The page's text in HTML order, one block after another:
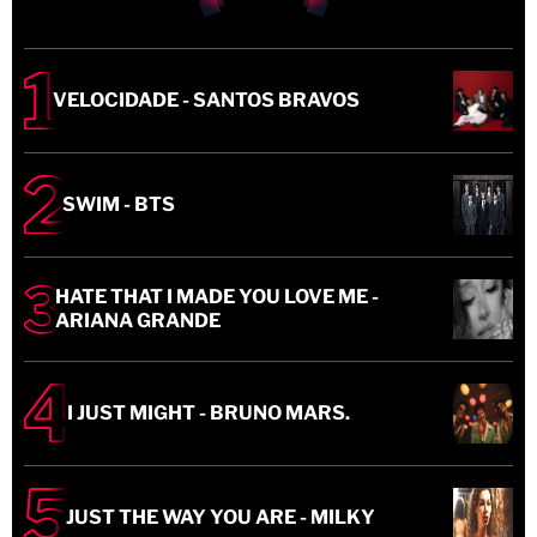
VELOCIDADE - SANTOS BRAVOS
SWIM - BTS
HATE THAT I MADE YOU LOVE ME -
ARIANA GRANDE
I JUST MIGHT - BRUNO MARS.
JUST THE WAY YOU ARE - MILKY